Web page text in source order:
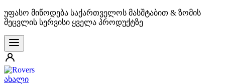
უფასო მიწოდება საქართველოს მასშტაბით & ზომის
შეცვლის სერვისი ყველა პროდუქტზე
ახალი